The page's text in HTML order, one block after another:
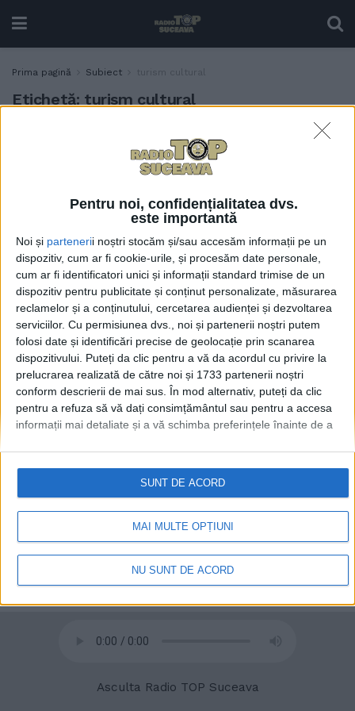
Pentru noi, confidențialitatea dvs.
este importantă
Noi și partenerii noștri stocăm și/sau accesăm informații pe un
dispozitiv, cum ar fi cookie-urile, și procesăm date personale,
cum ar fi identificatori unici și informații standard trimise de un
dispozitiv pentru publicitate și conținut personalizate, măsurarea
reclamelor și a conținutului, cercetarea audienței și dezvoltarea
serviciilor. Cu permisiunea dvs., noi și partenerii noștri putem
folosi date și identificări precise de geolocație prin scanarea
dispozitivului. Puteți da clic pentru a vă da acordul cu privire la
prelucrarea realizată de către noi și 1733 partenerii noștri
conform descrierii de mai sus. În mod alternativ, puteți da clic
pentru a refuza să vă dați consimțământul sau pentru a accesa
informații mai detaliate și a vă schimba preferințele înainte de a
retrageți consimțământul în orice moment, revenind la acest site
și făcând clic pe butonul "Confidențialitate" din partea de jos a
paginii web.
MAI MULTE OPȚIUNI
NU SUNT DE ACORD
SUNT DE ACORD
Prima pagină Subiect turism cultural
Etichetă: turism cultural
Primarul Sucevei: Mă
bucur că Festivalul de Artă
Medievală ”Ștefan cel
țară
30 AUGUST, 2024
ACTUALITATE
Dirijorul Daniel Jinga:
Suceava este un loc superb,
plin de multe zone pe care
un turist le poate vizita.
Suceava poate să activeze și
turismul cultural
© 2020Radio TOP Suceava 104 FM
Asculta Radio TOP Suceava